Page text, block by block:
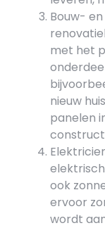
Bouw-
met het
nieuw
panelen
ook
ervoor
wordt